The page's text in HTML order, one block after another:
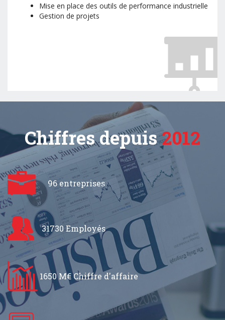
Mise en place des outils de performance industrielle
Gestion de projets
Chiffres depuis2012
96 entreprises
31730 Employés
1650 M€ Chiffre d'affaire